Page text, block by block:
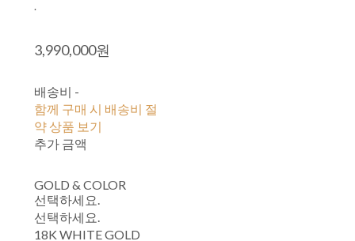
.
3,990,000원
배송비 -
함께 구매 시 배송비 절
약 상품 보기
추가 금액
GOLD & COLOR
선택하세요.
선택하세요.
18K WHITE GOLD